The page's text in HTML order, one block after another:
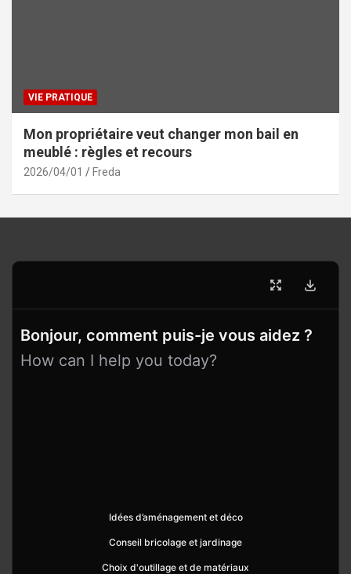
VIE PRATIQUE
Mon propriétaire veut changer mon bail en
meublé : règles et recours
2026/04/01 Freda
Bonjour, comment puis-je vous aidez ?
How can I help you today?
Idées d’aménagement et déco
Conseil bricolage et jardinage
Choix d'outillage et de matériaux